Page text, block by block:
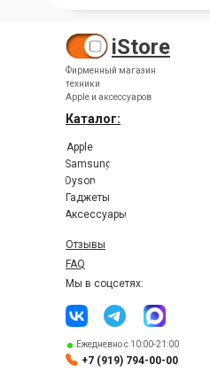
iStore
Фирменный магазин
техники
Apple и аксессуаров
Каталог:
FAQ
Отзывы
Мы в соцсетях:
Ежедневно с 10:00-21:00
Apple
Samsung
Аксессуары
Dyson
Гаджеты
+7 (919) 794-00-00